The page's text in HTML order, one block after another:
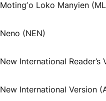
Motingʼo Loko Manyien
Neno (NEN)
New International Reader’s
New International Version